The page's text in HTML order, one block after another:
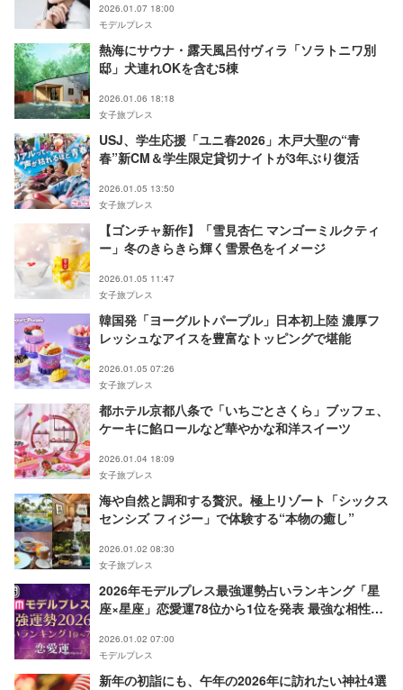
2026.01.07 18:00
モデルプレス
熱海にサウナ・露天風呂付ヴィラ「ソラトニワ別
邸」犬連れOKを含む5棟
2026.01.06 18:18
女子旅プレス
USJ、学生応援「ユニ春2026」木戸大聖の“青
春”新CM＆学生限定貸切ナイトが3年ぶり復活
2026.01.05 13:50
女子旅プレス
【ゴンチャ新作】「雪見杏仁 マンゴーミルクティ
ー」冬のきらきら輝く雪景色をイメージ
2026.01.05 11:47
女子旅プレス
韓国発「ヨーグルトパープル」日本初上陸 濃厚フ
レッシュなアイスを豊富なトッピングで堪能
2026.01.05 07:26
女子旅プレス
都ホテル京都八条で「いちごとさくら」ブッフェ、
ケーキに餡ロールなど華やかな和洋スイーツ
2026.01.04 18:09
女子旅プレス
海や自然と調和する贅沢。極上リゾート「シックス
センシズ フィジー」で体験する“本物の癒し”
2026.01.02 08:30
女子旅プレス
2026年モデルプレス最強運勢占いランキング「星
座×星座」恋愛運78位から1位を発表 最強な相性
2026.01.02 07:00
モデルプレス
新年の初詣にも、午年の2026年に訪れたい神社4選